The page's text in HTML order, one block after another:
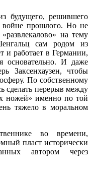
будущего, решившего
войне прошлого. Но не
на тему
сам родом из
и работает в Германии,
основательно. И даже
Заксенхаузен, чтобы
По собственному
сделать перерыв между
ножей» именно по той
тяжело в моральном
во времени,
пласт исторически
автором через